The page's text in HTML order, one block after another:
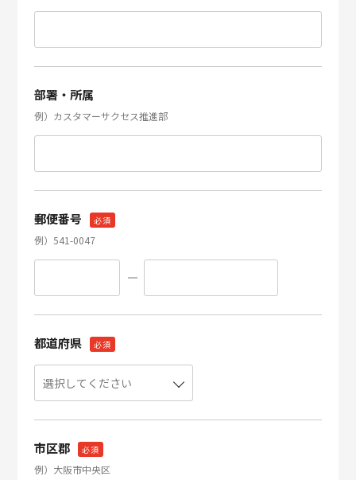
部署・所属
例）カスタマーサクセス推進部
郵便番号 必須
例）541-0047
都道府県 必須
市区郡 必須
例）大阪市中央区